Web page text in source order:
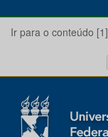
Ir para o conteúdo [1]